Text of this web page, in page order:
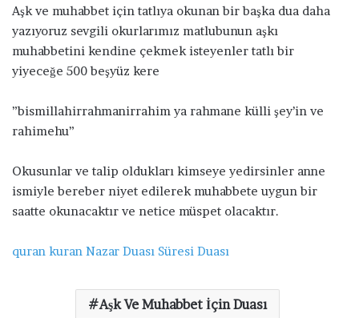
d
e
m
Aşk ve muhabbet için tatlıya okunan bir başka dua daha
yazıyoruz sevgili okurlarımız matlubunun aşkı
muhabbetini kendine çekmek isteyenler tatlı bir
yiyeceğe 500 beşyüz kere
”bismillahirrahmanirrahim ya rahmane külli şey’in ve
rahimehu”
Okusunlar ve talip oldukları kimseye yedirsinler anne
ismiyle bereber niyet edilerek muhabbete uygun bir
saatte okunacaktır ve netice müspet olacaktır.
quran kuran Nazar Duası Süresi Duası
Aşk Ve Muhabbet İçin Duası